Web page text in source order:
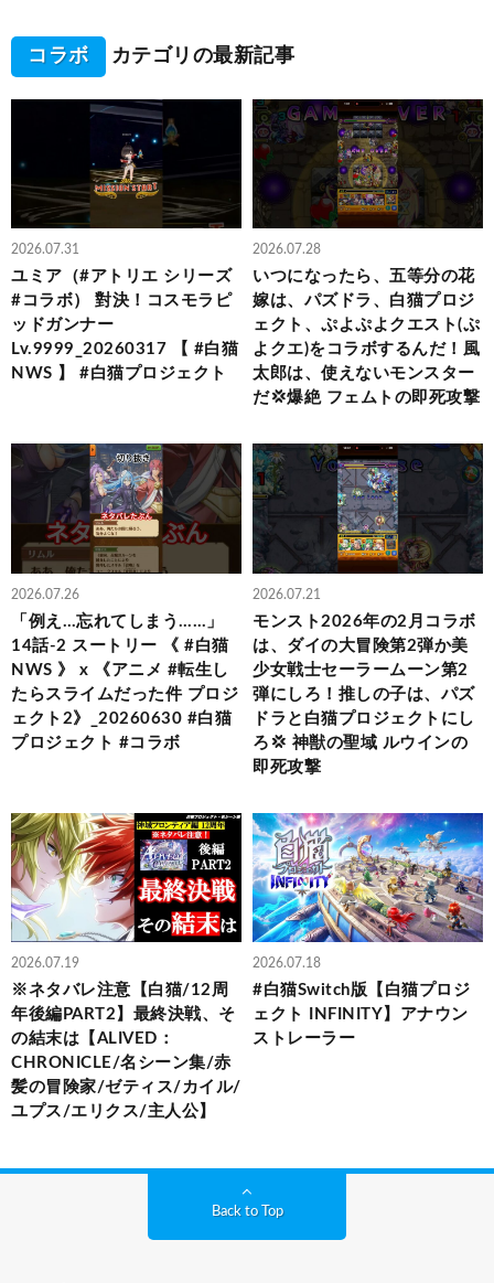
コラボ カテゴリの最新記事
2026.07.31
ユミア（#アトリエ シリーズ
#コラボ） 對決！コスモラピ
ッドガンナー
Lv.9999_20260317 【 #白猫
NWS 】 #白猫プロジェクト
2026.07.28
いつになったら、五等分の花
嫁は、パズドラ、白猫プロジ
ェクト、ぷよぷよクエスト(ぷ
よクエ)をコラボするんだ！風
太郎は、使えないモンスター
だ💢爆絶 フェムトの即死攻撃
2026.07.26
「例え…忘れてしまう……」
14話-2 スートリー 《 #白猫
NWS 》 x 《アニメ #転生し
たらスライムだった件 プロジ
ェクト2》_20260630 #白猫
プロジェクト #コラボ
2026.07.21
モンスト2026年の2月コラボ
は、ダイの大冒険第2弾か美
少女戦士セーラームーン第2
弾にしろ！推しの子は、パズ
ドラと白猫プロジェクトにし
ろ💢 神獣の聖域 ルウインの
即死攻撃
2026.07.19
※ネタバレ注意【白猫/12周
年後編PART2】最終決戦、そ
の結末は【ALIVED：
CHRONICLE/名シーン集/赤
髪の冒険家/ゼティス/カイル/
ユプス/エリクス/主人公】
2026.07.18
#白猫Switch版【白猫プロジ
ェクト INFINITY】アナウン
ストレーラー
Back to Top